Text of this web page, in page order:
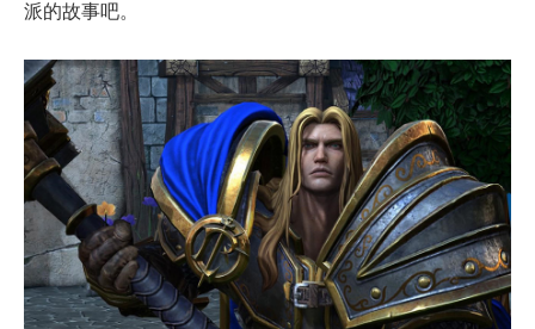
派的故事吧。